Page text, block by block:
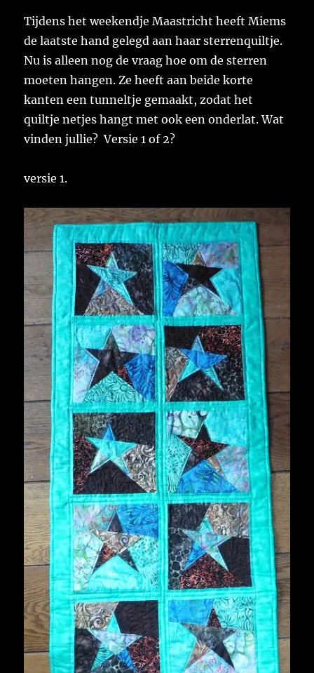
Tijdens het weekendje Maastricht heeft Miems
de laatste hand gelegd aan haar sterrenquiltje.
Nu is alleen nog de vraag hoe om de sterren
moeten hangen. Ze heeft aan beide korte
kanten een tunneltje gemaakt, zodat het
quiltje netjes hangt met ook een onderlat. Wat
vinden jullie? Versie 1 of 2?
versie 1.